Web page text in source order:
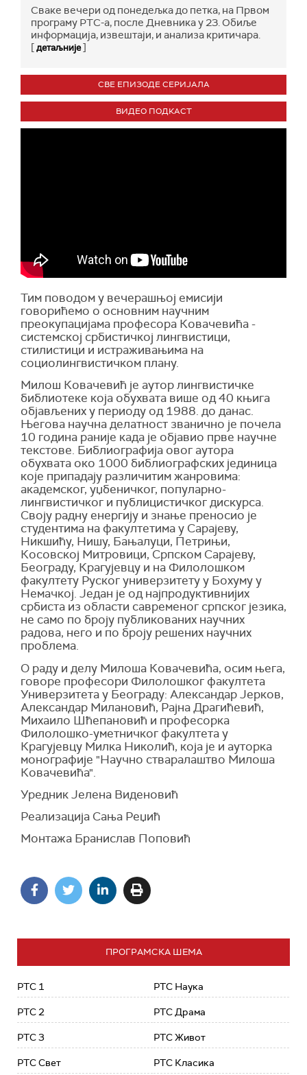
Сваке вечери од понедељка до петка, на Првом
програму РТС-а, после Дневника у 23. Обиље
информација, извештаји, и анализа критичара.
[детаљније]
СВЕ ЕПИЗОДЕ СЕРИЈАЛА
ВИДЕО ПОДКАСТ
Тим поводом у вечерашњој емисији
говорићемо о основним научним
преокупацијама професора Ковачевића -
системској србистичкој лингвистици,
стилистици и истраживањима на
социолингвистичком плану.
Милош Ковачевић је аутор лингвистичке
библиотеке која обухвата више од 40 књига
објављених у периоду од 1988. до данас.
Његова научна делатност званично је почела
10 година раније када је објавио прве научне
текстове. Библиографија овог аутора
обухвата око 1000 библиографских јединица
које припадају различитим жанровима:
академског, уџбеничког, популарно-
лингвистичког и публицистичког дискурса.
Своју радну енергију и знање преносио је
студентима на факултетима у Сарајеву,
Никшићу, Нишу, Бањалуци, Петрињи,
Косовској Митровици, Српском Сарајеву,
Београду, Крагујевцу и на Филолошком
факултету Руског универзитету у Бохуму у
Немачкој. Један је од најпродуктивнијих
србиста из области савременог српског језика,
не само по броју публикованих научних
радова, него и по броју решених научних
проблема.
О раду и делу Милоша Ковачевића, осим њега,
говоре професори Филолошког факултета
Универзитета у Београду: Александар Јерков,
Александар Милановић, Рајна Драгићевић,
Михаило Шћепановић и професорка
Филолошко-уметничког факултета у
Крагујевцу Милка Николић, која је и ауторка
монографије "Научно стваралаштво Милоша
Ковачевића".
Уредник Јелена Виденовић
Реализација Сања Реџић
Монтажа Бранислав Поповић
ПРОГРАМСКА ШЕМА
РТС 1
РТС 2
РТС 3
РТС Свет
РТС Наука
РТС Драма
РТС Живот
РТС Класика